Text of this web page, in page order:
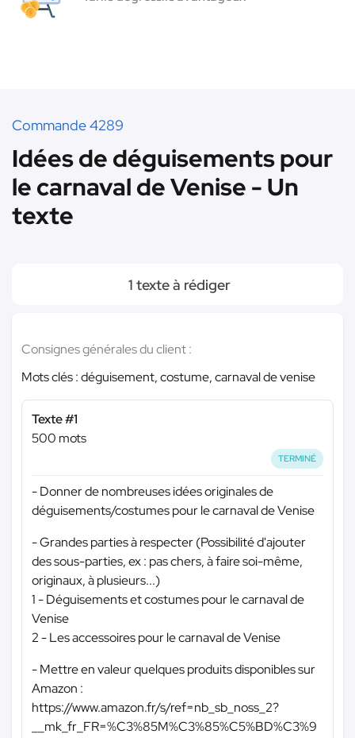
Commande 4289
Idées de déguisements pour
le carnaval de Venise - Un
texte
1 texte à rédiger
Consignes générales du client :
Mots clés : déguisement, costume, carnaval de venise
Texte #1
500 mots
TERMINÉ
- Donner de nombreuses idées originales de
déguisements/costumes pour le carnaval de Venise
- Grandes parties à respecter (Possibilité d'ajouter
des sous-parties, ex : pas chers, à faire soi-même,
originaux, à plusieurs...)
1 - Déguisements et costumes pour le carnaval de
Venise
2 - Les accessoires pour le carnaval de Venise
- Mettre en valeur quelques produits disponibles sur
Amazon :
https://www.amazon.fr/s/ref=nb_sb_noss_2?
__mk_fr_FR=%C3%85M%C3%85%C5%BD%C3%9